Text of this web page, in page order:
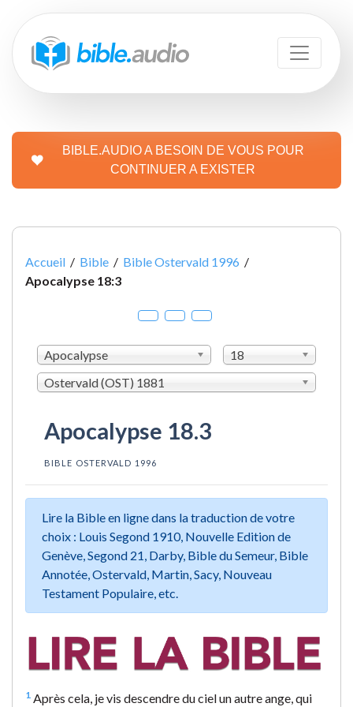
BIBLE.AUDIO A BESOIN DE VOUS POUR
CONTINUER A EXISTER
Accueil / Bible / Bible Ostervald 1996 /
Apocalypse 18:3
Apocalypse
18
Ostervald (OST) 1881
Apocalypse 18.3
BIBLE OSTERVALD 1996
Lire la Bible en ligne dans la traduction de votre
choix : Louis Segond 1910, Nouvelle Edition de
Genève, Segond 21, Darby, Bible du Semeur, Bible
Annotée, Ostervald, Martin, Sacy, Nouveau
Testament Populaire, etc.
1 Après cela, je vis descendre du ciel un autre ange, qui